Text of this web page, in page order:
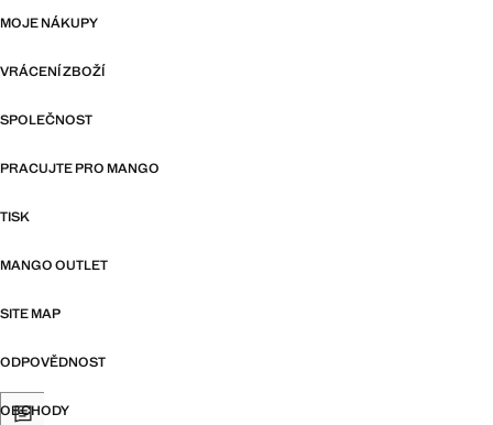
MOJE NÁKUPY
VRÁCENÍ ZBOŽÍ
SPOLEČNOST
PRACUJTE PRO MANGO
TISK
MANGO OUTLET
SITE MAP
ODPOVĚDNOST
OBCHODY